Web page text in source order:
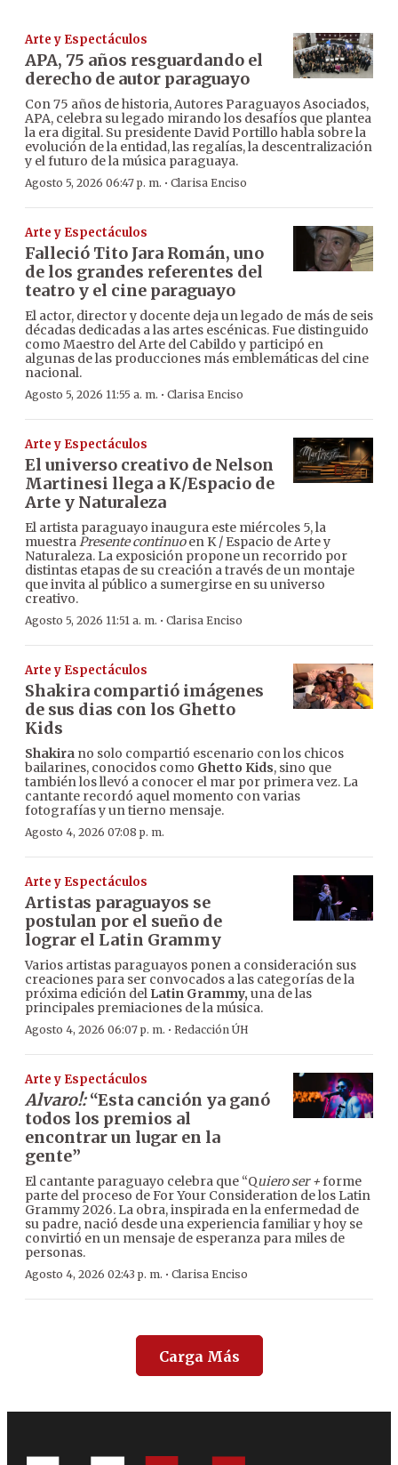
Arte y Espectáculos
APA, 75 años resguardando el
derecho de autor paraguayo
Con 75 años de historia, Autores Paraguayos Asociados,
APA, celebra su legado mirando los desafíos que plantea
la era digital. Su presidente David Portillo habla sobre la
evolución de la entidad, las regalías, la descentralización
y el futuro de la música paraguaya.
Agosto 5, 2026 06:47 p. m. · Clarisa Enciso
Arte y Espectáculos
Falleció Tito Jara Román, uno
de los grandes referentes del
teatro y el cine paraguayo
El actor, director y docente deja un legado de más de seis
décadas dedicadas a las artes escénicas. Fue distinguido
como Maestro del Arte del Cabildo y participó en
algunas de las producciones más emblemáticas del cine
nacional.
Agosto 5, 2026 11:55 a. m. · Clarisa Enciso
Arte y Espectáculos
El universo creativo de Nelson
Martinesi llega a K/Espacio de
Arte y Naturaleza
El artista paraguayo inaugura este miércoles 5, la
muestraPresente continuoen K / Espacio de Arte y
Naturaleza. La exposición propone un recorrido por
distintas etapas de su creación a través de un montaje
que invita al público a sumergirse en su universo
creativo.
Agosto 5, 2026 11:51 a. m. · Clarisa Enciso
Arte y Espectáculos
Shakira compartió imágenes
de sus dias con los Ghetto
Kids
Shakira no solo compartió escenario con los chicos
bailarines, conocidos como Ghetto Kids, sino que
también los llevó a conocer el mar por primera vez. La
cantante recordó aquel momento con varias
fotografías y un tierno mensaje.
Agosto 4, 2026 07:08 p. m.
Arte y Espectáculos
Artistas paraguayos se
postulan por el sueño de
lograr el Latin Grammy
Varios artistas paraguayos ponen a consideración sus
creaciones para ser convocados a las categorías de la
próxima edición del Latin Grammy, una de las
principales premiaciones de la música.
Agosto 4, 2026 06:07 p. m. · Redacción ÚH
Arte y Espectáculos
Alvaro!:“Esta canción ya ganó
todos los premios al
encontrar un lugar en la
gente”
El cantante paraguayo celebra que “Quiero ser +forme
parte del proceso de For Your Consideration de los Latin
Grammy 2026. La obra, inspirada en la enfermedad de
su padre, nació desde una experiencia familiar y hoy se
convirtió en un mensaje de esperanza para miles de
personas.
Agosto 4, 2026 02:43 p. m. · Clarisa Enciso
Carga Más